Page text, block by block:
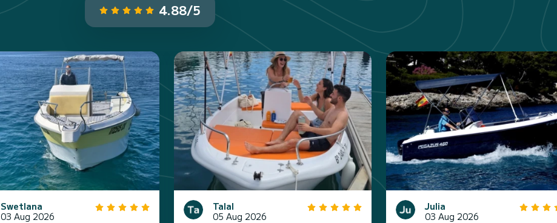
4.88/5
Swetlana
03 Aug 2026
Talal
05 Aug 2026
Julia
03 Aug 2026